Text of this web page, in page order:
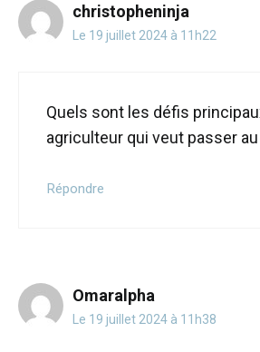
christopheninja
Le 19 juillet 2024 à 11h22
Quels sont les défis
agriculteur qui veut passer au
Répondre
Omaralpha
Le 19 juillet 2024 à 11h38